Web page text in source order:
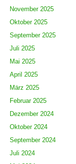
November 2025
Oktober 2025
September 2025
Juli 2025
Mai 2025
April 2025
März 2025
Februar 2025
Dezember 2024
Oktober 2024
September 2024
Juli 2024